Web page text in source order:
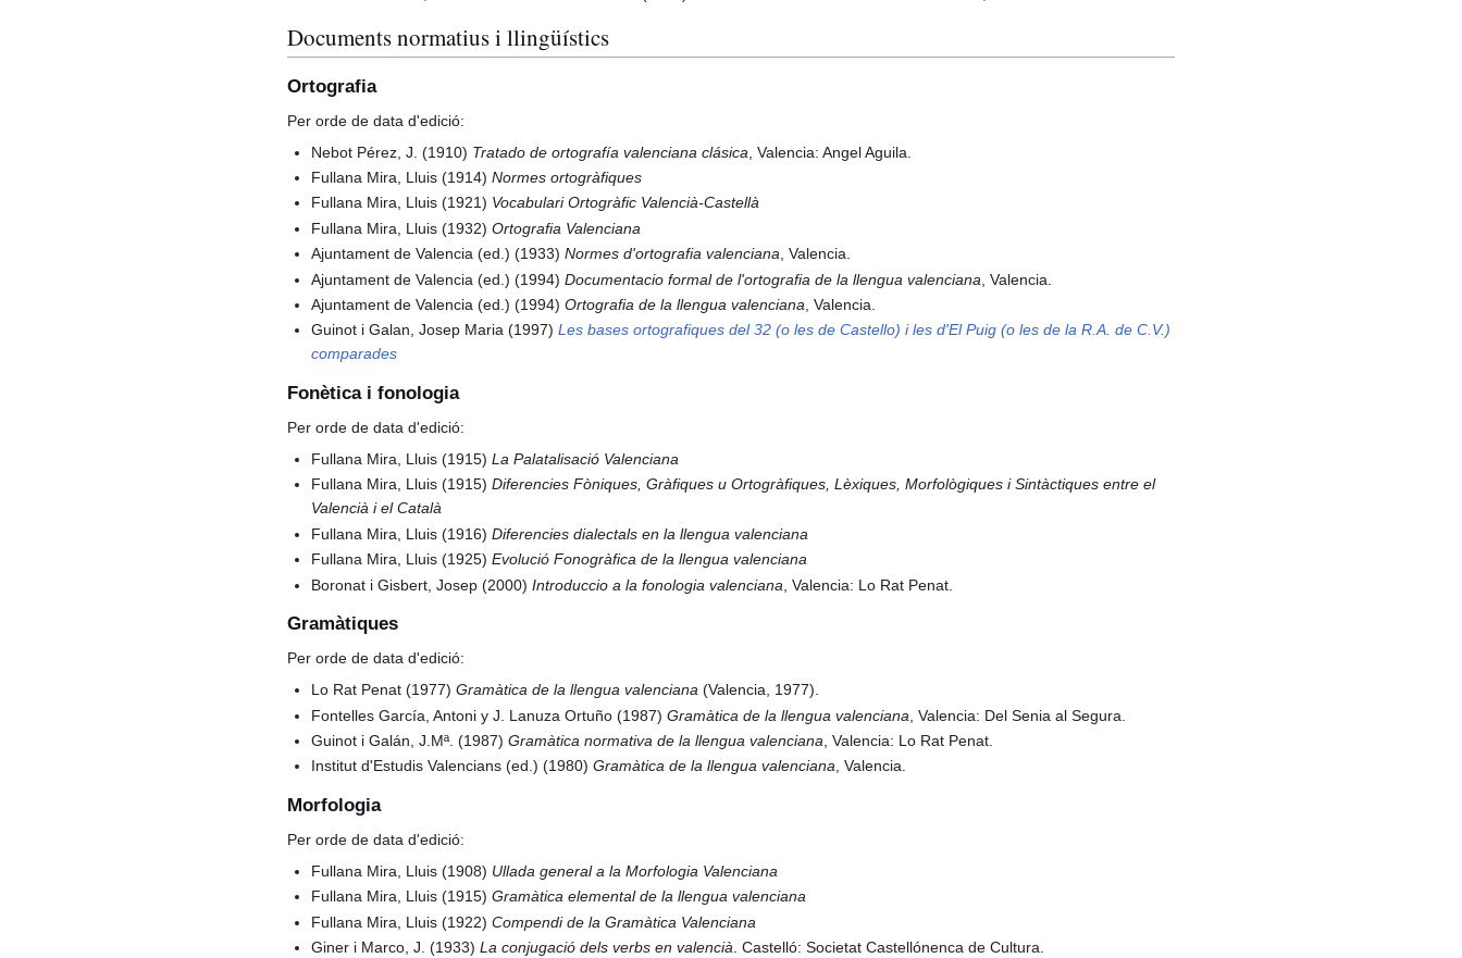
Documents normatius i llingüístics
Ortografia
Per orde de data d'edició:
Nebot Pérez, J. (1910) Tratado de ortografía valenciana clásica , Valencia: Angel Aguila.
Fullana Mira, Lluis (1914)Normes ortogràfiques
Fullana Mira, Lluis (1921) Vocabulari Ortogràfic Valencià-Castellà
Fullana Mira, Lluis (1932)Ortografia Valenciana
Ajuntament de Valencia (ed.) (1933)Normes d'ortografia valenciana, Valencia.
Ajuntament de Valencia (ed.) (1994)Documentacio formal de l'ortografia de la llengua valenciana , Valencia.
Ajuntament de Valencia (ed.) (1994)Ortografia de la llengua valenciana , Valencia.
Guinot i Galan, Josep Maria (1997)Les bases ortografiques del 32 (o les de Castello) i les d'El Puig (o les de la R.A. de C.V.)
comparades
Fonètica i fonologia
Per orde de data d'edició:
Fullana Mira, Lluis (1915)La Palatalisació Valenciana
Fullana Mira, Lluis (1915)Diferencies Fòniques, Gràfiques u Ortogràfiques, Lèxiques, Morfològiques i Sintàctiques entre el
Valencià i el Català
Fullana Mira, Lluis (1916)Diferencies dialectals en la llengua valenciana
Fullana Mira, Lluis (1925)Evolució Fonogràfica de la llengua valenciana
Boronat i Gisbert, Josep (2000)Introduccio a la fonologia valenciana , Valencia: Lo Rat Penat.
Gramàtiques
Per orde de data d'edició:
Lo Rat Penat (1977)Gramàtica de la llengua valenciana (Valencia, 1977).
Fontelles García, Antoni y J. Lanuza Ortuño (1987)Gramàtica de la llengua valenciana , Valencia: Del Senia al Segura.
Guinot i Galán, J.Mª. (1987)Gramàtica normativa de la llengua valenciana , Valencia: Lo Rat Penat.
Institut d'Estudis Valencians (ed.) (1980)Gramàtica de la llengua valenciana, Valencia.
Morfologia
Per orde de data d'edició:
Fullana Mira, Lluis (1908) Ullada general a la Morfologia Valenciana
Fullana Mira, Lluis (1915)Gramàtica elemental de la llengua valenciana
Fullana Mira, Lluis (1922)Compendi de la Gramàtica Valenciana
Giner i Marco, J. (1933)La conjugació dels verbs en valencià . Castelló: Societat Castellónenca de Cultura.